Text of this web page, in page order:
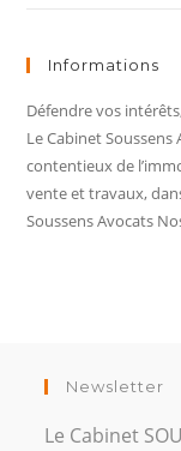
Informations
Défendre vos
Le Cabinet
contentieux de
vente et travaux,
Soussens Avocats
Newsletter
Le Cabinet